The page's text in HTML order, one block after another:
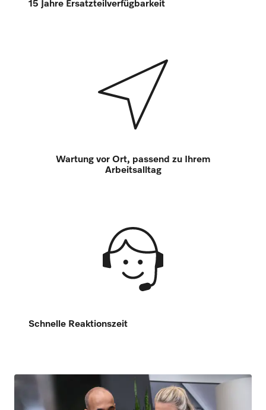
15 Jahre Ersatzteilverfügbarkeit
Wartung vor Ort, passend zu Ihrem
Arbeitsalltag
Schnelle Reaktionszeit